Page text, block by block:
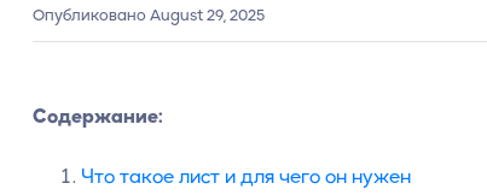
Опубликовано August 29, 2025
Содержание:
Что такое лист и для чего он нужен